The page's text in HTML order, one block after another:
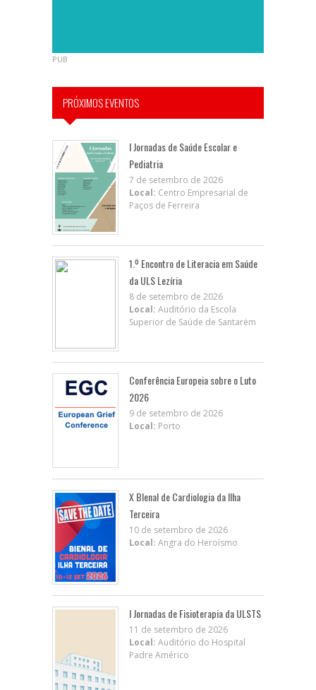
PUB
PRÓXIMOS EVENTOS
I Jornadas de Saúde Escolar e
Pediatria
7 de setembro de 2026
Local: Centro Empresarial de
Paços de Ferreira
1.º Encontro de Literacia em Saúde
da ULS Lezíria
8 de setembro de 2026
Local: Auditório da Escola
Superior de Saúde de Santarém
Conferência Europeia sobre o Luto
2026
9 de setembro de 2026
Local: Porto
X BIenal de Cardiologia da Ilha
Terceira
10 de setembro de 2026
Local: Angra do Heroísmo
I Jornadas de Fisioterapia da ULSTS
11 de setembro de 2026
Local: Auditório do Hospital
Padre Américo